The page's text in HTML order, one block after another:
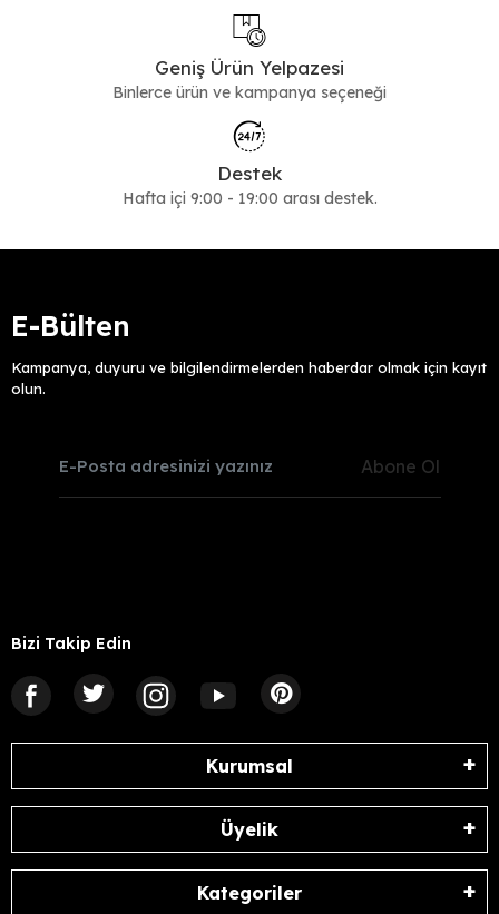
Geniş Ürün Yelpazesi
Binlerce ürün ve kampanya seçeneği
Destek
Hafta içi 9:00 - 19:00 arası destek.
E-Bülten
Kampanya, duyuru ve bilgilendirmelerden haberdar olmak için kayıt
olun.
Abone Ol
Bizi Takip Edin
Kurumsal
Üyelik
Kategoriler